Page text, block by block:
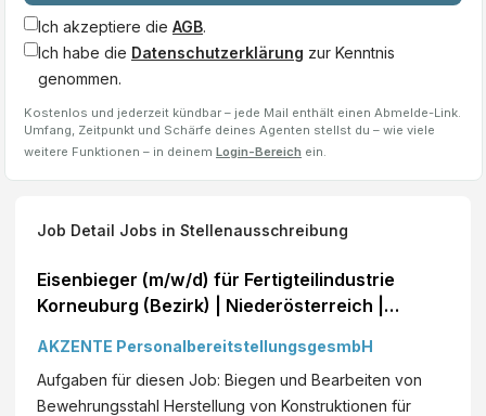
Ich akzeptiere die AGB.
Ich habe die Datenschutzerklärung zur Kenntnis
genommen.
Kostenlos und jederzeit kündbar – jede Mail enthält einen Abmelde-Link.
Umfang, Zeitpunkt und Schärfe deines Agenten stellst du – wie viele
weitere Funktionen – in deinem Login-Bereich ein.
Job Detail Jobs in Stellenausschreibung
Eisenbieger (m/w/d) für Fertigteilindustrie
Korneuburg (Bezirk) | Niederösterreich |
AKZENTE PersonalbereitstellungsgesmbH
Aufgaben für diesen Job: Biegen und Bearbeiten von
Bewehrungsstahl Herstellung von Konstruktionen für